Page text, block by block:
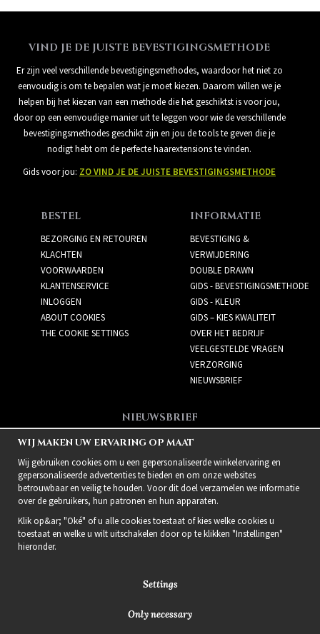
VIND JE DE JUISTE BEVESTIGINGSMETHODE
Er zijn veel verschillende bevestigingsmethodes, waardoor het niet zo
eenvoudig is om te bepalen wat je moet kiezen. Daarom willen we je
helpen bij het kiezen van een methode die het geschiktst is voor jou,
door op een eenvoudige manier uit te leggen voor wie de verschillende
bevestigingsmethodes geschikt zijn en jou de tools te geven die je
nodigt hebt om de perfecte haarextensions te vinden.
Gids voor jou: ZO VIND JE DE JUISTE BEVESTIGINGSMETHODE
BESTEL
BEZORGING EN RETOUREN
KLACHTEN
VOORWAARDEN
KLANTENSERVICE
INLOGGEN
ABOUT COOKIES
THE COOKIE SETTINGS
INFORMATIE
BEVESTIGING &
VERWIJDERING
DOUBLE DRAWN
GIDS - BEVESTIGINGSMETHODE
GIDS - KLEUR
GIDS – KIES KWALITEIT
OVER HET BEDRIJF
VEELGESTELDE VRAGEN
VERZORGING
NIEUWSBRIEF
NIEUWSBRIEF
Meld je aan voor de
nieuwsbrief!
2021 Delightful Hair
WIJ MAKEN UW ERVARING OP MAAT
Wij gebruiken cookies om u een gepersonaliseerde winkelervaring en
gepersonaliseerde advertenties te bieden en om onze websites
betrouwbaar en veilig te houden. Voor dit doel verzamelen we informatie
over de gebruikers, hun patronen en hun apparaten.
Klik op&ar; "Oké" of u alle cookies toestaat of kies welke cookies u
toestaat en welke u wilt uitschakelen door op te klikken "Instellingen"
hieronder.
Settings
Only necessary